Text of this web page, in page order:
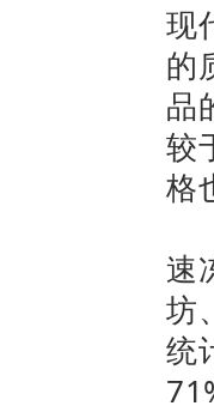
现
的
品
较
格
速
坊
统